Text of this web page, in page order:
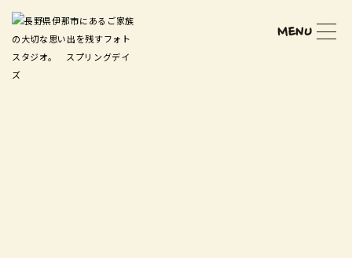
MENU